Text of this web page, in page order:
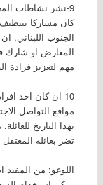
9-نشر نشاطات
كان مشاركا
الجنوب اللبناني,
المعارض او شارك
مهم لتعزيز فرادة
10-ان كان احد
مواقع التواصل
بهذا التاريخ
تضر بعائلة
اللوغو: من